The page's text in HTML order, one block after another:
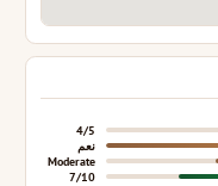
4/5
نعم
Moderate
7/10